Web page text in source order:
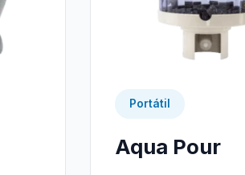
Portátil
Aqua Pour